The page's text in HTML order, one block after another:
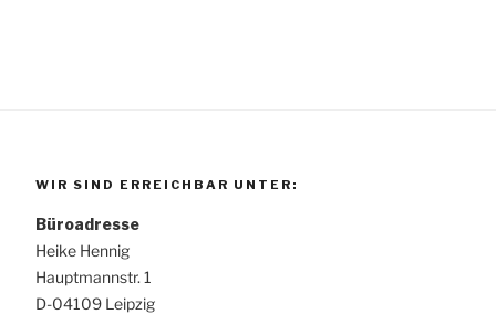
WIR SIND ERREICHBAR UNTER:
Büroadresse
Heike Hennig
Hauptmannstr. 1
D-04109 Leipzig